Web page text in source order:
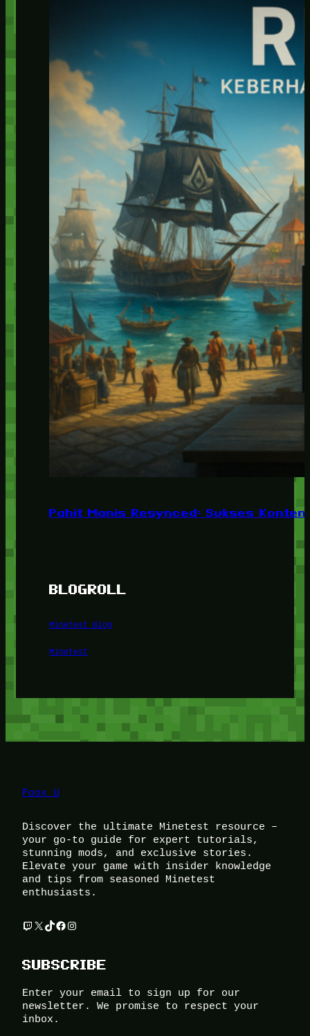
Pahit Manis Resynced: Sukses
BLOGROLL
Minetest Blog
Minetest
Foox U
Discover the ultimate Minetest resource –
your go-to guide for expert tutorials,
stunning mods, and exclusive stories.
Elevate your game with insider knowledge
and tips from seasoned Minetest
enthusiasts.
Twitch X TikTok Facebook Instagram
SUBSCRIBE
Enter your email to sign up for our
newsletter. We promise to respect your
inbox.